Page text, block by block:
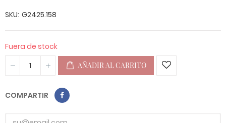
SKU G2425.158
Fuera de stock
AÑADIR AL CARRITO
COMPARTIR